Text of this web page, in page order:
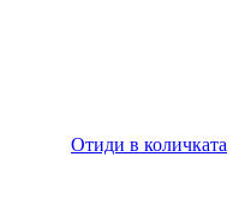
Отиди в количката